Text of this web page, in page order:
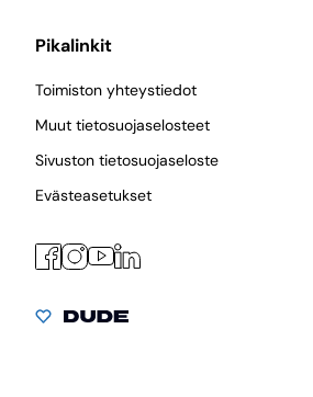
Pikalinkit
Toimiston yhteystiedot
Muut tietosuojaselosteet
Sivuston tietosuojaseloste
Evästeasetukset
Facebook
Instagram
YouTube
LinkedIn